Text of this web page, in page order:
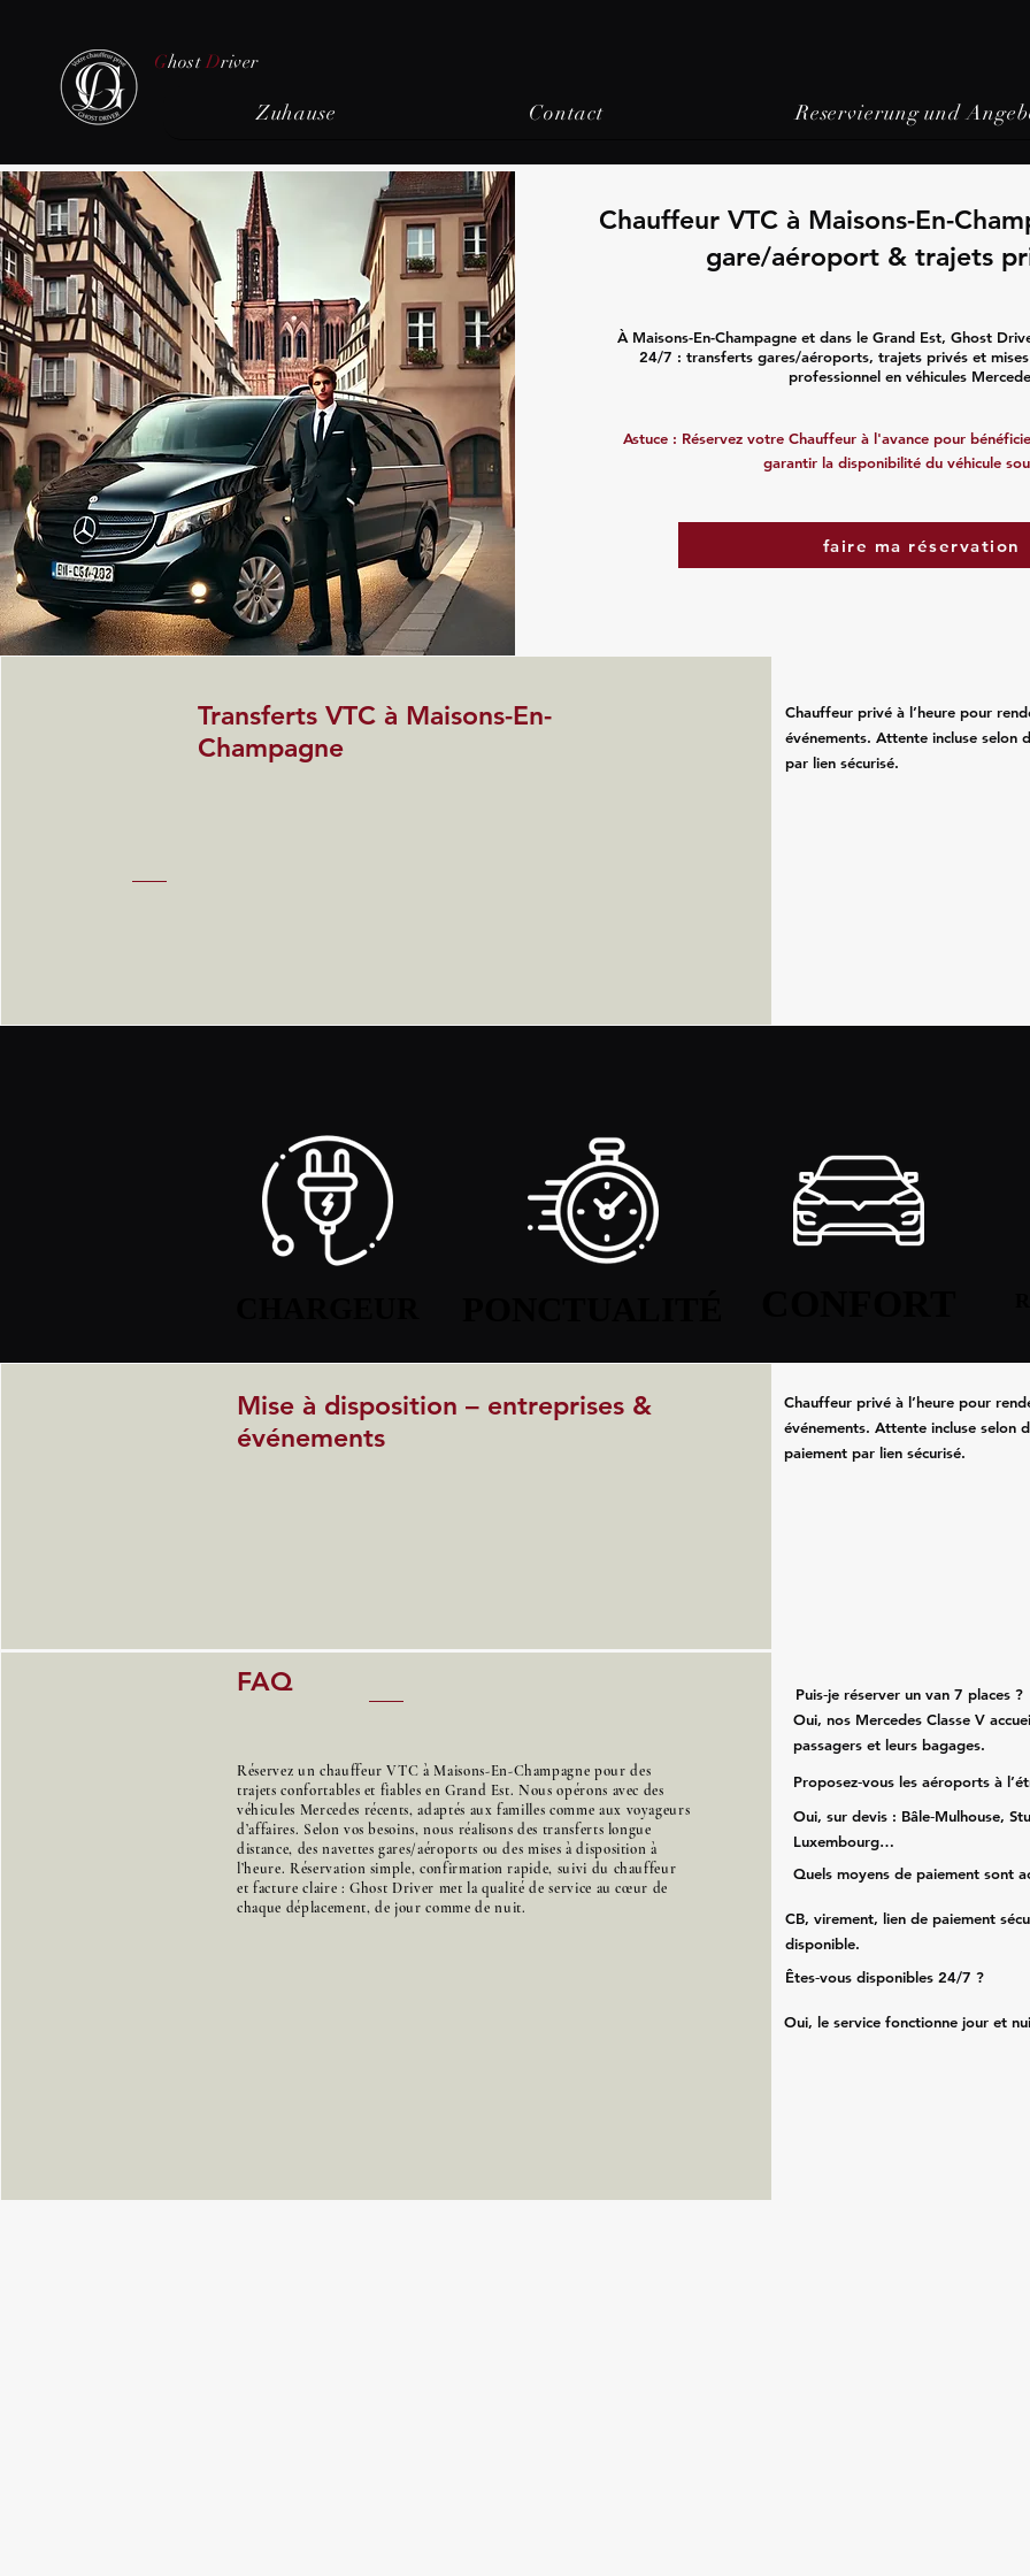
Ghost Driver
Zuhause Contact Reservierung und
Chauffeur VTC à Maisons-En-
gare/aéroport & trajets
À Maisons-En-Champagne et dans le Grand Est, Ghost
24/7 : transferts gares/aéroports, trajets privés et
professionnel en véhicules
Astuce : Réservez votre Chauffeur à l'avance pour
garantir la disponibilité du véhicule
faire ma réservation
Transferts VTC à Maisons-En-
Champagne
Chauffeur privé à l’heure pour
événements. Attente incluse selon
par lien sécurisé.
Mise à disposition – entreprises &
événements
Chauffeur privé à l’heure pour
événements. Attente incluse selon
paiement par lien sécurisé.
FAQ
Réservez un chauffeur VTC à Maisons-En-Champagne pour des
trajets confortables et fiables en Grand Est. Nous opérons avec des
véhicules Mercedes récents, adaptés aux familles comme aux voyageurs
d’affaires. Selon vos besoins, nous réalisons des transferts longue
distance, des navettes gares/aéroports ou des mises à disposition à
l’heure. Réservation simple, confirmation rapide, suivi du chauffeur
et facture claire : Ghost Driver met la qualité de service au cœur de
chaque déplacement, de jour comme de nuit.
Puis‑je réserver un van 7 places ?
Oui, nos Mercedes Classe V
passagers et leurs bagages.
Proposez‑vous les aéroports à
Oui, sur devis : Bâle‑Mulhouse,
Luxembourg…
Quels moyens de paiement sont
CB, virement, lien de paiement
disponible.
Êtes‑vous disponibles 24/7 ?
Oui, le service fonctionne jour et